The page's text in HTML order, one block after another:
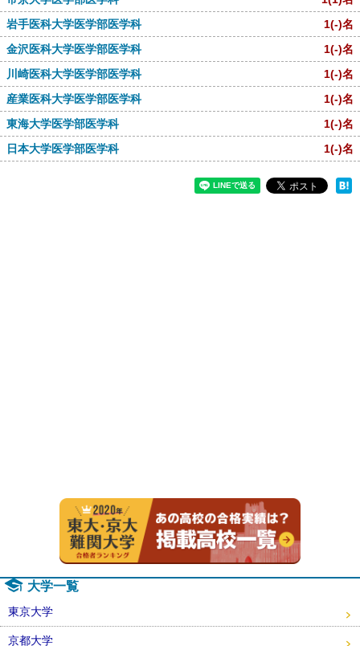
岩手医科大学医学部医学科
1(-)名
金沢医科大学医学部医学科
1(-)名
川崎医科大学医学部医学科
1(-)名
産業医科大学医学部医学科
1(-)名
東海大学医学部医学科
1(-)名
日本大学医学部医学科
1(-)名
大学一覧
東京大学
京都大学